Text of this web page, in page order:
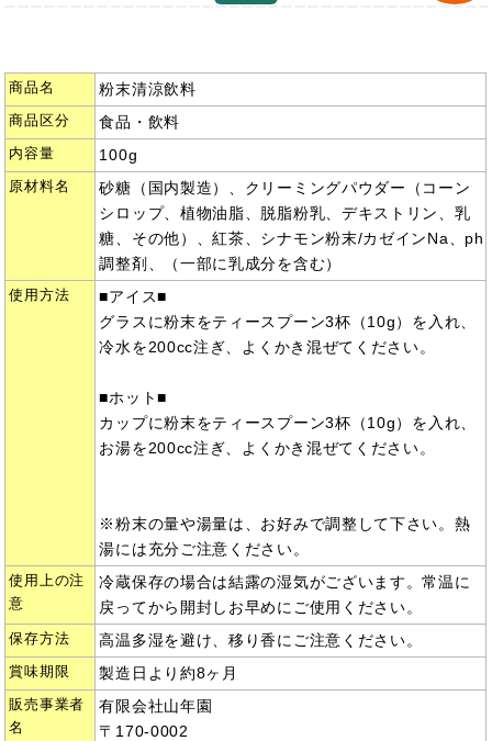
商品名 粉末清涼飲料
商品区分 食品・飲料
内容量 100g
原材料名
砂糖（国内製造）、クリーミングパウダー（コーン
シロップ、植物油脂、脱脂粉乳、デキストリン、乳
糖、その他）、紅茶、シナモン粉末/カゼインNa、ph
調整剤、（一部に乳成分を含む）
使用方法
■アイス■
グラスに粉末をティースプーン3杯（10g）を入れ、
冷水を200cc注ぎ、よくかき混ぜてください。
■ホット■
カップに粉末をティースプーン3杯（10g）を入れ、
お湯を200cc注ぎ、よくかき混ぜてください。
※粉末の量や湯量は、お好みで調整して下さい。熱
湯には充分ご注意ください。
使用上の注
意
冷蔵保存の場合は結露の湿気がございます。常温に
戻ってから開封しお早めにご使用ください。
保存方法 高温多湿を避け、移り香にご注意ください。
賞味期限 製造日より約8ヶ月
販売事業者
名
有限会社山年園
〒170-0002